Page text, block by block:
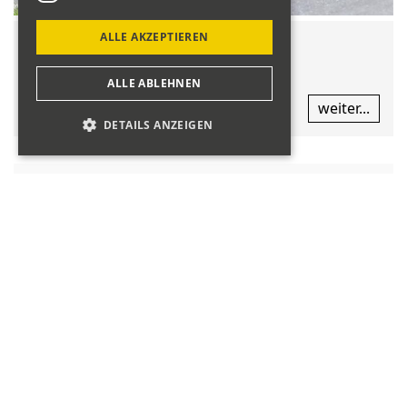
Wir gedenken Gody Naef
weiter...
ALLE AKZEPTIEREN
ALLE ABLEHNEN
DETAILS ANZEIGEN